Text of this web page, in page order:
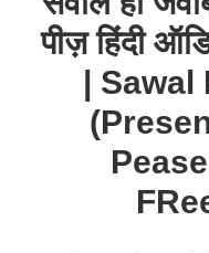
पीज़ हिंदी
|